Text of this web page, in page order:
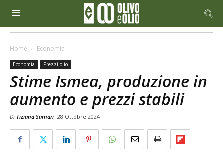
Home Economia
Economia Prezzi olio
Stime Ismea, produzione in
aumento e prezzi stabili
Di Tiziana Sarnari 28 Ottobre 2024